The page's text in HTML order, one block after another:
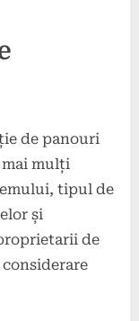
de panouri
mulți
tipul de
și
de